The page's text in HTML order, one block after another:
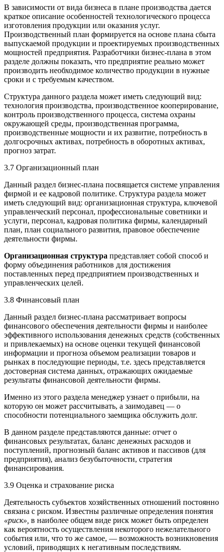
В зависимости от вида бизнеса в плане производства дается
краткое описание особенностей технологического процесса
изготовления продукции или оказания услуг.
Производственный план формируется на основе плана сбыта
выпускаемой продукции и проектируемых производственных
мощностей предприятия. Разработчики бизнес-плана в этом
разделе должны показать, что предприятие реально может
производить необходимое количество продукции в нужные
сроки и с требуемым качеством.
Структура данного раздела может иметь следующий вид:
технология производства, производственное кооперирование,
контроль производственного процесса, система охраны
окружающей среды, производственная программа,
производственные мощности и их развитие, потребность в
долгосрочных активах, потребность в оборотных активах,
прогноз затрат.
3.7 Организационный план
Данный раздел бизнес-плана посвящается системе управления
фирмой и ее кадровой политике. Структура раздела может
иметь следующий вид: организационная структура, ключевой
управленческий персонал, профессиональные советники и
услуги, персонал, кадровая политика фирмы, календарный
план, план социального развития, правовое обеспечение
деятельности фирмы.
Организационная структура представляет собой способ и
форму объединения работников для достижения
поставленных перед предприятием производственных и
управленческих целей.
3.8 Финансовый план
Данный раздел бизнес-плана рассматривает вопросы
финансового обеспечения деятельности фирмы и наиболее
эффективного использования денежных средств (собственных
и привлекаемых) на основе оценки текущей финансовой
информации и прогноза объемом реализации товаров и
рынках в последующие периоды, т.е. здесь представляется
достоверная система данных, отражающих ожидаемые
результаты финансовой деятельности фирмы.
Именно из этого раздела менеджер узнает о прибыли, на
которую он может рассчитывать, а заимодавец — о
способности потенциального заемщика обслужить долг.
В данном разделе представляются данные: отчет о
финансовых результатах, баланс денежных расходов и
поступлений, прогнозный баланс активов и пассивов (для
предприятия), анализ безубыточности, стратегия
финансирования.
3.9 Оценка и страхование риска
Деятельность субъектов хозяйственных отношений постоянно
связана с риском. Известны различные определения понятия
«риск», в наиболее общем виде риск может быть определен
как вероятность осуществления некоторого нежелательного
события или, что то же самое, — возможность возникновения
условий, приводящих к негативным последствиям.